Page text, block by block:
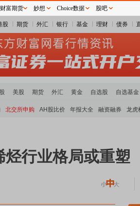
股 期货 外汇 银行 基金 理财 债券
美股 期货 外汇 黄金 自选股 自选基金
北交所申购 AH股比价 年报大全 融资融券 龙虎
烃行业格局或重塑
富期货 妙想 Choice数据 股吧